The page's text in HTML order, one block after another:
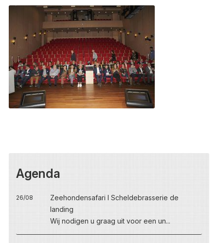
Agenda
26/08
Zeehondensafari I Scheldebrasserie de
landing
Wij nodigen u graag uit voor een un...